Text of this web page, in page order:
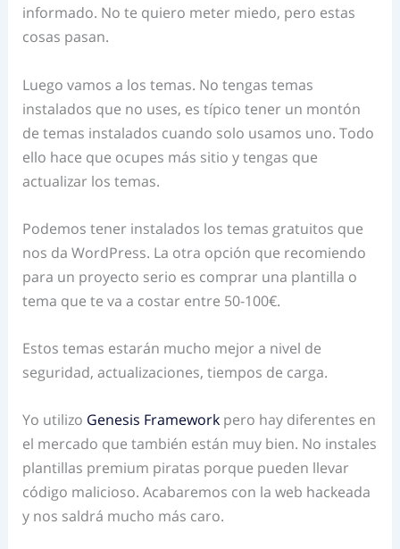
informado. No te quiero meter miedo, pero estas
cosas pasan.
Luego vamos a los temas. No tengas temas
instalados que no uses, es típico tener un montón
de temas instalados cuando solo usamos uno. Todo
ello hace que ocupes más sitio y tengas que
actualizar los temas.
Podemos tener instalados los temas gratuitos que
nos da WordPress. La otra opción que recomiendo
para un proyecto serio es comprar una plantilla o
tema que te va a costar entre 50-100€.
Estos temas estarán mucho mejor a nivel de
seguridad, actualizaciones, tiempos de carga.
Yo utilizo Genesis Framework pero hay diferentes en
el mercado que también están muy bien. No instales
plantillas premium piratas porque pueden llevar
código malicioso. Acabaremos con la web hackeada
y nos saldrá mucho más caro.